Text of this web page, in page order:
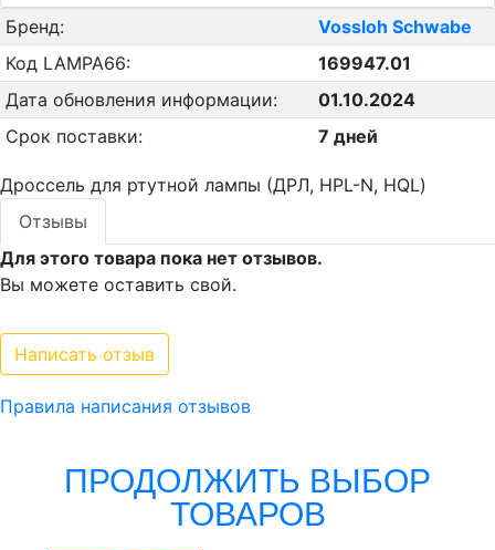
Бренд:
Vossloh Schwabe
Код LAMPA66:
169947.01
Дата обновления информации:
01.10.2024
Срок поставки:
7 дней
Дроссель для ртутной лампы (ДРЛ, HPL-N, HQL)
Отзывы
Для этого товара пока нет отзывов.
Вы можете оставить свой.
Написать отзыв
Правила написания отзывов
ПРОДОЛЖИТЬ ВЫБОР
ТОВАРОВ